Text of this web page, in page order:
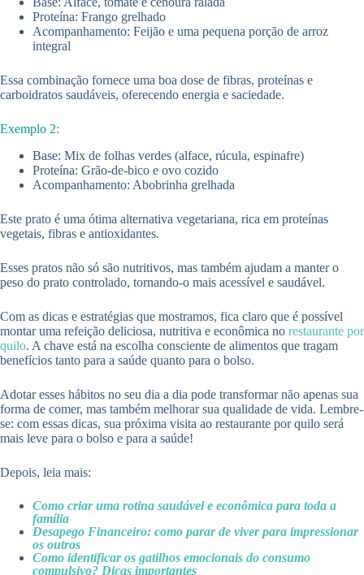
Proteína: Frango grelhado
Acompanhamento: Feijão e uma pequena porção de arroz
integral
Essa combinação fornece uma boa dose de fibras, proteínas e
carboidratos saudáveis, oferecendo energia e saciedade.
Exemplo 2:
Base: Mix de folhas verdes (alface, rúcula, espinafre)
Proteína: Grão-de-bico e ovo cozido
Acompanhamento: Abobrinha grelhada
Este prato é uma ótima alternativa vegetariana, rica em proteínas
vegetais, fibras e antioxidantes.
Esses pratos não só são nutritivos, mas também ajudam a manter o
peso do prato controlado, tornando-o mais acessível e saudável.
Com as dicas e estratégias que mostramos, fica claro que é possível
montar uma refeição deliciosa, nutritiva e econômica no restaurante por
quilo. A chave está na escolha consciente de alimentos que tragam
benefícios tanto para a saúde quanto para o bolso.
Adotar esses hábitos no seu dia a dia pode transformar não apenas sua
forma de comer, mas também melhorar sua qualidade de vida. Lembre-
se: com essas dicas, sua próxima visita ao restaurante por quilo será
mais leve para o bolso e para a saúde!
Depois, leia mais:
Como criar uma rotina saudável e econômica para toda a
família
Desapego Financeiro: como parar de viver para impressionar
os outros
Como identificar os gatilhos emocionais do consumo
compulsivo? Dicas importantes